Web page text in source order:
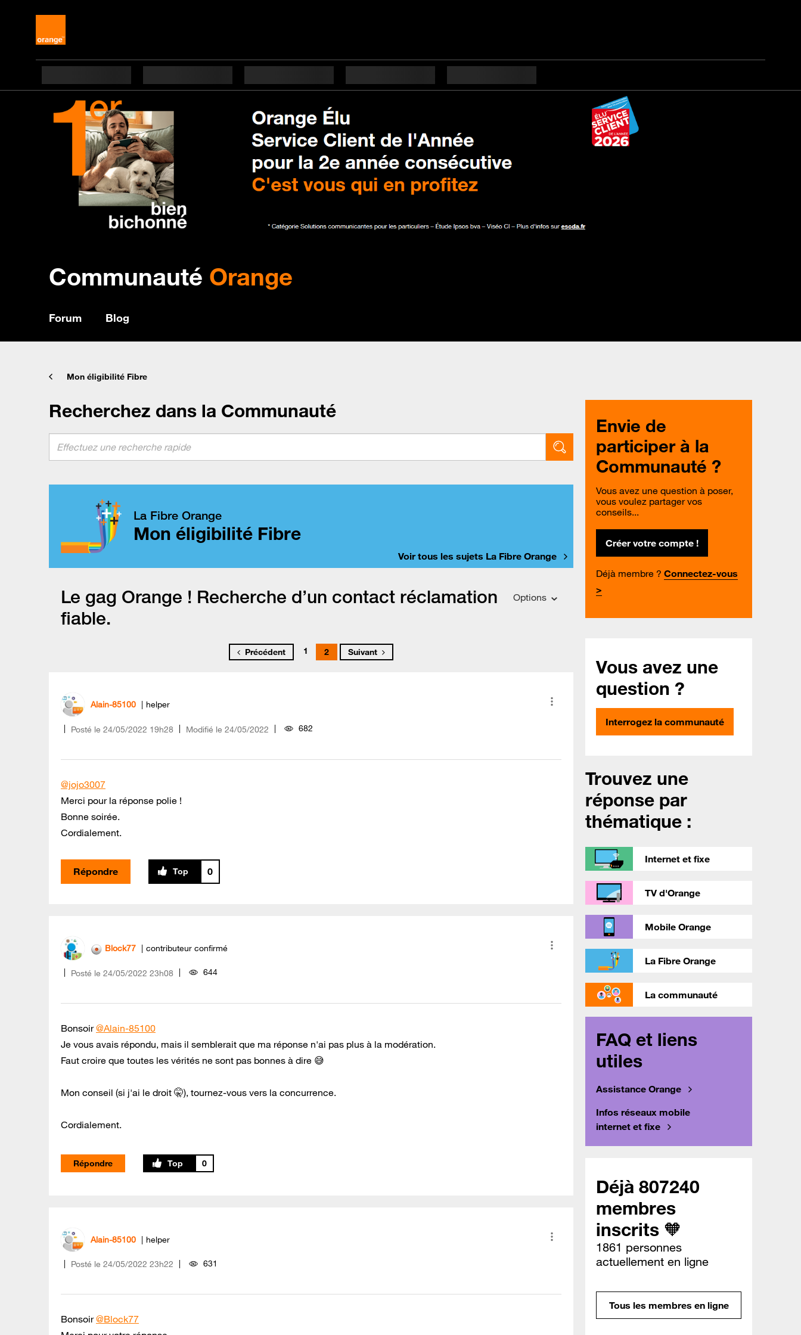
Communauté Orange
Forum Blog
Mon éligibilité Fibre
Recherchez dans la Communauté
La Fibre Orange
Mon éligibilité Fibre
Voir tous les sujets La Fibre Orange
Le gag Orange ! Recherche d’un contact réclamation
fiable.
Options
Précédent 1 2 Suivant
Alain-85100 helper
Posté le ‎24/05/2022 19h28 Modifié le 24/05/2022 682
@jojo3007
Merci pour la réponse polie !
Bonne soirée.
Cordialement.
Répondre 0
Block77 contributeur confirmé
Posté le ‎24/05/2022 23h08 644
Bonsoir@Alain-85100
Je vous avais répondu, mais il semblerait que ma réponse n'ai pas plus à la modération.
Faut croire que toutes les vérités ne sont pas bonnes à dire 😅
Mon conseil (si j'ai le droit 🤫), tournez-vous vers la concurrence.
Cordialement.
Répondre 0
Alain-85100 helper
Posté le ‎24/05/2022 23h22 631
Bonsoir@Block77
Envie de
participer à la
Communauté ?
Vous avez une question à poser,
vous voulez partager vos
conseils...
Créer votre compte !
Déjà membre ? Connectez-vous
>
Vous avez une
question ?
Interrogez la communauté
Trouvez une
réponse par
thématique :
Internet et fixe
TV d'Orange
Mobile Orange
La Fibre Orange
La communauté
FAQ et liens
utiles
Assistance Orange
Infos réseaux mobile
internet et fixe
Déjà 807240
membres
inscrits 🧡
1861 personnes
actuellement en ligne
Tous les membres en ligne